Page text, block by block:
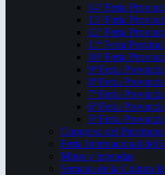
14ª Feria
13ª Feria
12ª Feria
11ª Feria
10ª Feria
9ª Feria
8ª Feria
7ª Feria
6ª Feria
5ª Feria
Congreso del
Feria Internacional del
Mitos y leyendas
Semana de la Cultura